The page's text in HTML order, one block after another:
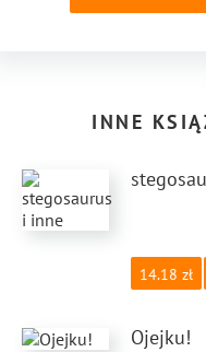
INNE
14.18
Ojejku!